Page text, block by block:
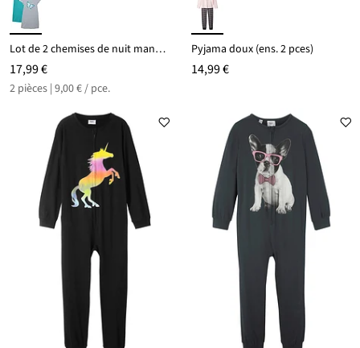
Lot de 2 chemises de nuit manches courtes 100% coton
17,99 €
2 pièces | 9,00 € / pce.
Pyjama doux (ens. 2 pces)
14,99 €